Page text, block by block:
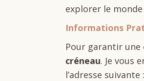
explorer le
Informations
Pour garantir
créneau. Je vous
l’adresse suivante :